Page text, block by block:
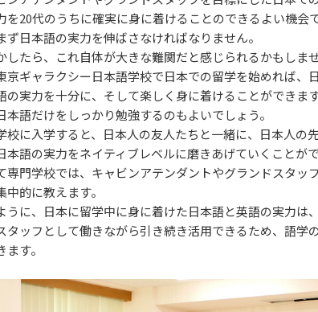
を20代のうちに確実に身に着けることのできるよい機会
ず日本語の実力を伸ばさなければなりません。
したら、これ自体が大きな難関だと感じられるかもしま
京ギャラクシー日本語学校で日本での留学を始めれば、
の実力を十分に、そして楽しく身に着けることができま
本語だけをしっかり勉強するのもよいでしょう。
校に入学すると、日本人の友人たちと一緒に、日本人の
本語の実力をネイティブレベルに磨きあげていくことがで
専門学校では、キャビンアテンダントやグランドスタッ
中的に教えます。
うに、日本に留学中に身に着けた日本語と英語の実力は
タッフとして働きながら引き続き活用できるため、語学
ます。